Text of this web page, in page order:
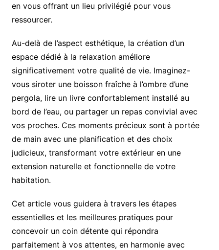
en vous offrant un lieu privilégié pour vous
ressourcer.
Au-delà de l’aspect esthétique, la création d’un
espace dédié à la relaxation améliore
significativement votre qualité de vie. Imaginez-
vous siroter une boisson fraîche à l’ombre d’une
pergola, lire un livre confortablement installé au
bord de l’eau, ou partager un repas convivial avec
vos proches. Ces moments précieux sont à portée
de main avec une planification et des choix
judicieux, transformant votre extérieur en une
extension naturelle et fonctionnelle de votre
habitation.
Cet article vous guidera à travers les étapes
essentielles et les meilleures pratiques pour
concevoir un coin détente qui répondra
parfaitement à vos attentes, en harmonie avec